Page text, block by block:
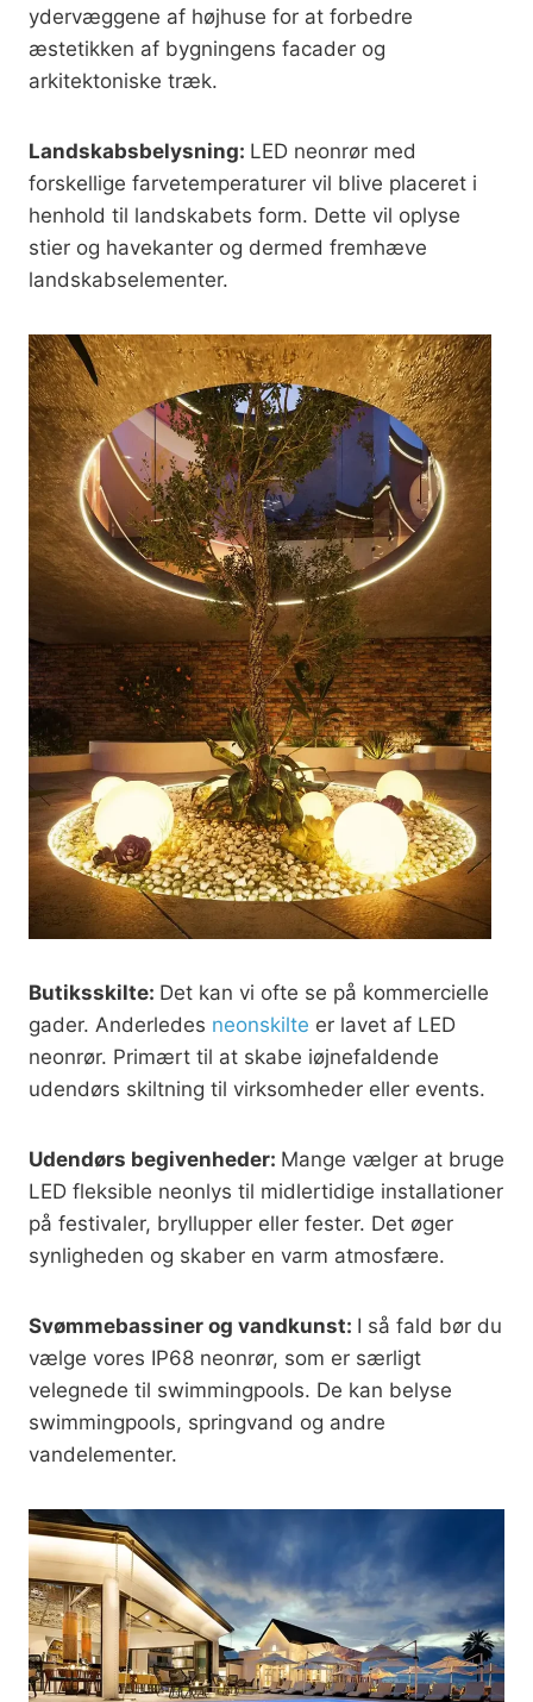
ydervæggene af højhuse for at forbedre
æstetikken af bygningens facader og
arkitektoniske træk.
Landskabsbelysning: LED neonrør med
forskellige farvetemperaturer vil blive placeret i
henhold til landskabets form. Dette vil oplyse
stier og havekanter og dermed fremhæve
landskabselementer.
Butiksskilte: Det kan vi ofte se på kommercielle
gader. Anderledes neonskilte er lavet af LED
neonrør. Primært til at skabe iøjnefaldende
udendørs skiltning til virksomheder eller events.
Udendørs begivenheder: Mange vælger at bruge
LED fleksible neonlys til midlertidige installationer
på festivaler, bryllupper eller fester. Det øger
synligheden og skaber en varm atmosfære.
Svømmebassiner og vandkunst: I så fald bør du
vælge vores IP68 neonrør, som er særligt
velegnede til swimmingpools. De kan belyse
swimmingpools, springvand og andre
vandelementer.